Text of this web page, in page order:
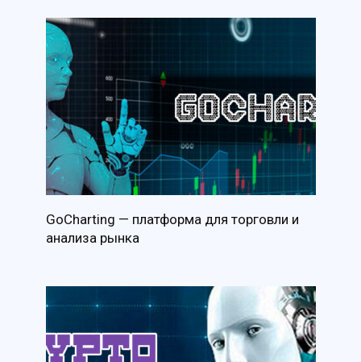
GoCharting — платформа для торговли и
анализа рынка